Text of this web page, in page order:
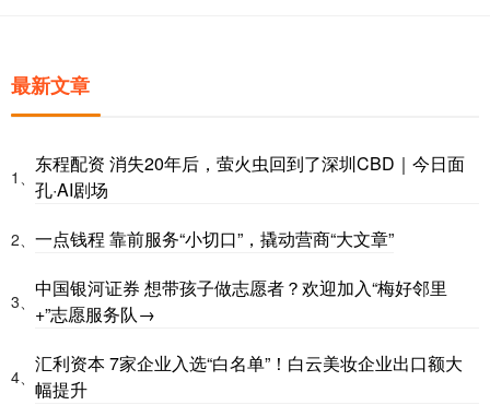
最新文章
1、
东程配资 消失20年后，萤火虫回到了深圳CBD｜今日面
孔·AI剧场
2、 一点钱程 靠前服务“小切口”，撬动营商“大文章”
3、
中国银河证券 想带孩子做志愿者？欢迎加入“梅好邻里
+”志愿服务队→
4、
汇利资本 7家企业入选“白名单”！白云美妆企业出口额大
幅提升